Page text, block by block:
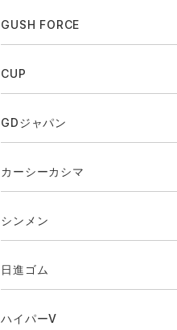
GUSH FORCE
CUP
GDジャパン
カーシーカシマ
シンメン
日進ゴム
ハイパーV